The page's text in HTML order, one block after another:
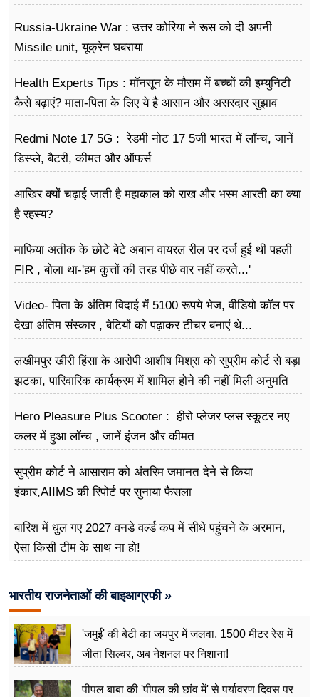
Russia-Ukraine War : उत्तर कोरिया ने रूस को दी अपनी
Missile unit, यूक्रेन घबराया
Health Experts Tips : मॉनसून के मौसम में बच्चों की इम्युनिटी
कैसे बढ़ाएं? माता-पिता के लिए ये है आसान और असरदार सुझाव
Redmi Note 17 5G : रेडमी नोट 17 5जी भारत में लॉन्च, जानें
डिस्प्ले, बैटरी, कीमत और ऑफर्स
आखिर क्यों चढ़ाई जाती है महाकाल को राख और भस्म आरती का क्या
है रहस्य?
माफिया अतीक के छोटे बेटे अबान वायरल रील पर दर्ज हुई थी पहली
FIR , बोला था-'हम कुत्तों की तरह पीछे वार नहीं करते...'
Video- पिता के अंतिम विदाई में 5100 रूपये भेज, वीडियो कॉल पर
देखा अंतिम संस्कार , बेटियों को पढ़ाकर टीचर बनाएं थे...
लखीमपुर खीरी हिंसा के आरोपी आशीष मिश्रा को सुप्रीम कोर्ट से बड़ा
झटका, पारिवारिक कार्यक्रम में शामिल होने की नहीं मिली अनुमति
Hero Pleasure Plus Scooter : हीरो प्लेजर प्लस स्कूटर नए
कलर में हुआ लॉन्च , जानें इंजन और कीमत
सुप्रीम कोर्ट ने आसाराम को अंतरिम जमानत देने से किया
इंकार,AIIMS की रिपोर्ट पर सुनाया फैसला
बारिश में धुल गए 2027 वनडे वर्ल्ड कप में सीधे पहुंचने के अरमान,
ऐसा किसी टीम के साथ ना हो!
भारतीय राजनेताओं की बाइआग्रफी »
'जमुई' की बेटी का जयपुर में जलवा, 1500 मीटर रेस में
जीता सिल्वर, अब नेशनल पर निशाना!
पीपल बाबा की 'पीपल की छांव में' से पर्यावरण दिवस पर